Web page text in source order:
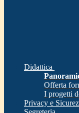
Didattica
Offerta
I progetti
Privacy e